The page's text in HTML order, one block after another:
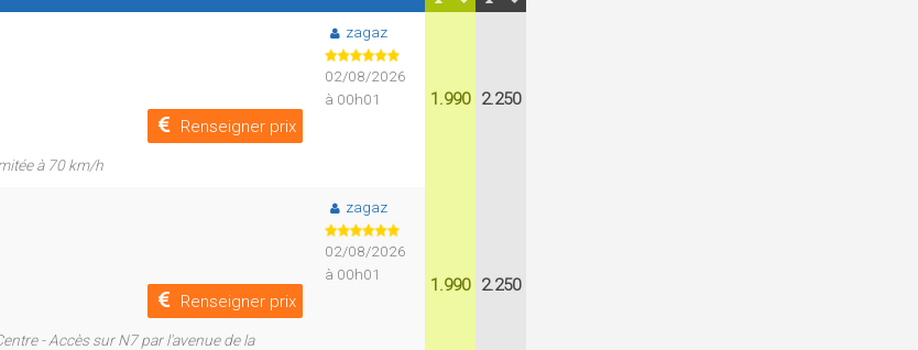
Renseigner prix
à 70 km/h
zagaz
02/08/2026
à 00h01
1.990 2.250
Renseigner prix
- Accès sur N7 par l'avenue de la
zagaz
02/08/2026
à 00h01
1.990 2.250